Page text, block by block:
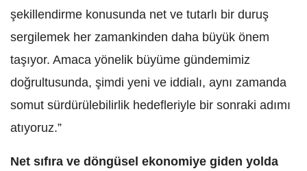
şekillendirme konusunda net ve tutarlı bir duruş
sergilemek her zamankinden daha büyük önem
taşıyor. Amaca yönelik büyüme gündemimiz
doğrultusunda, şimdi yeni ve iddialı, aynı zamanda
somut sürdürülebilirlik hedefleriyle bir sonraki adımı
atıyoruz.”
Net sıfıra ve döngüsel ekonomiye giden yolda